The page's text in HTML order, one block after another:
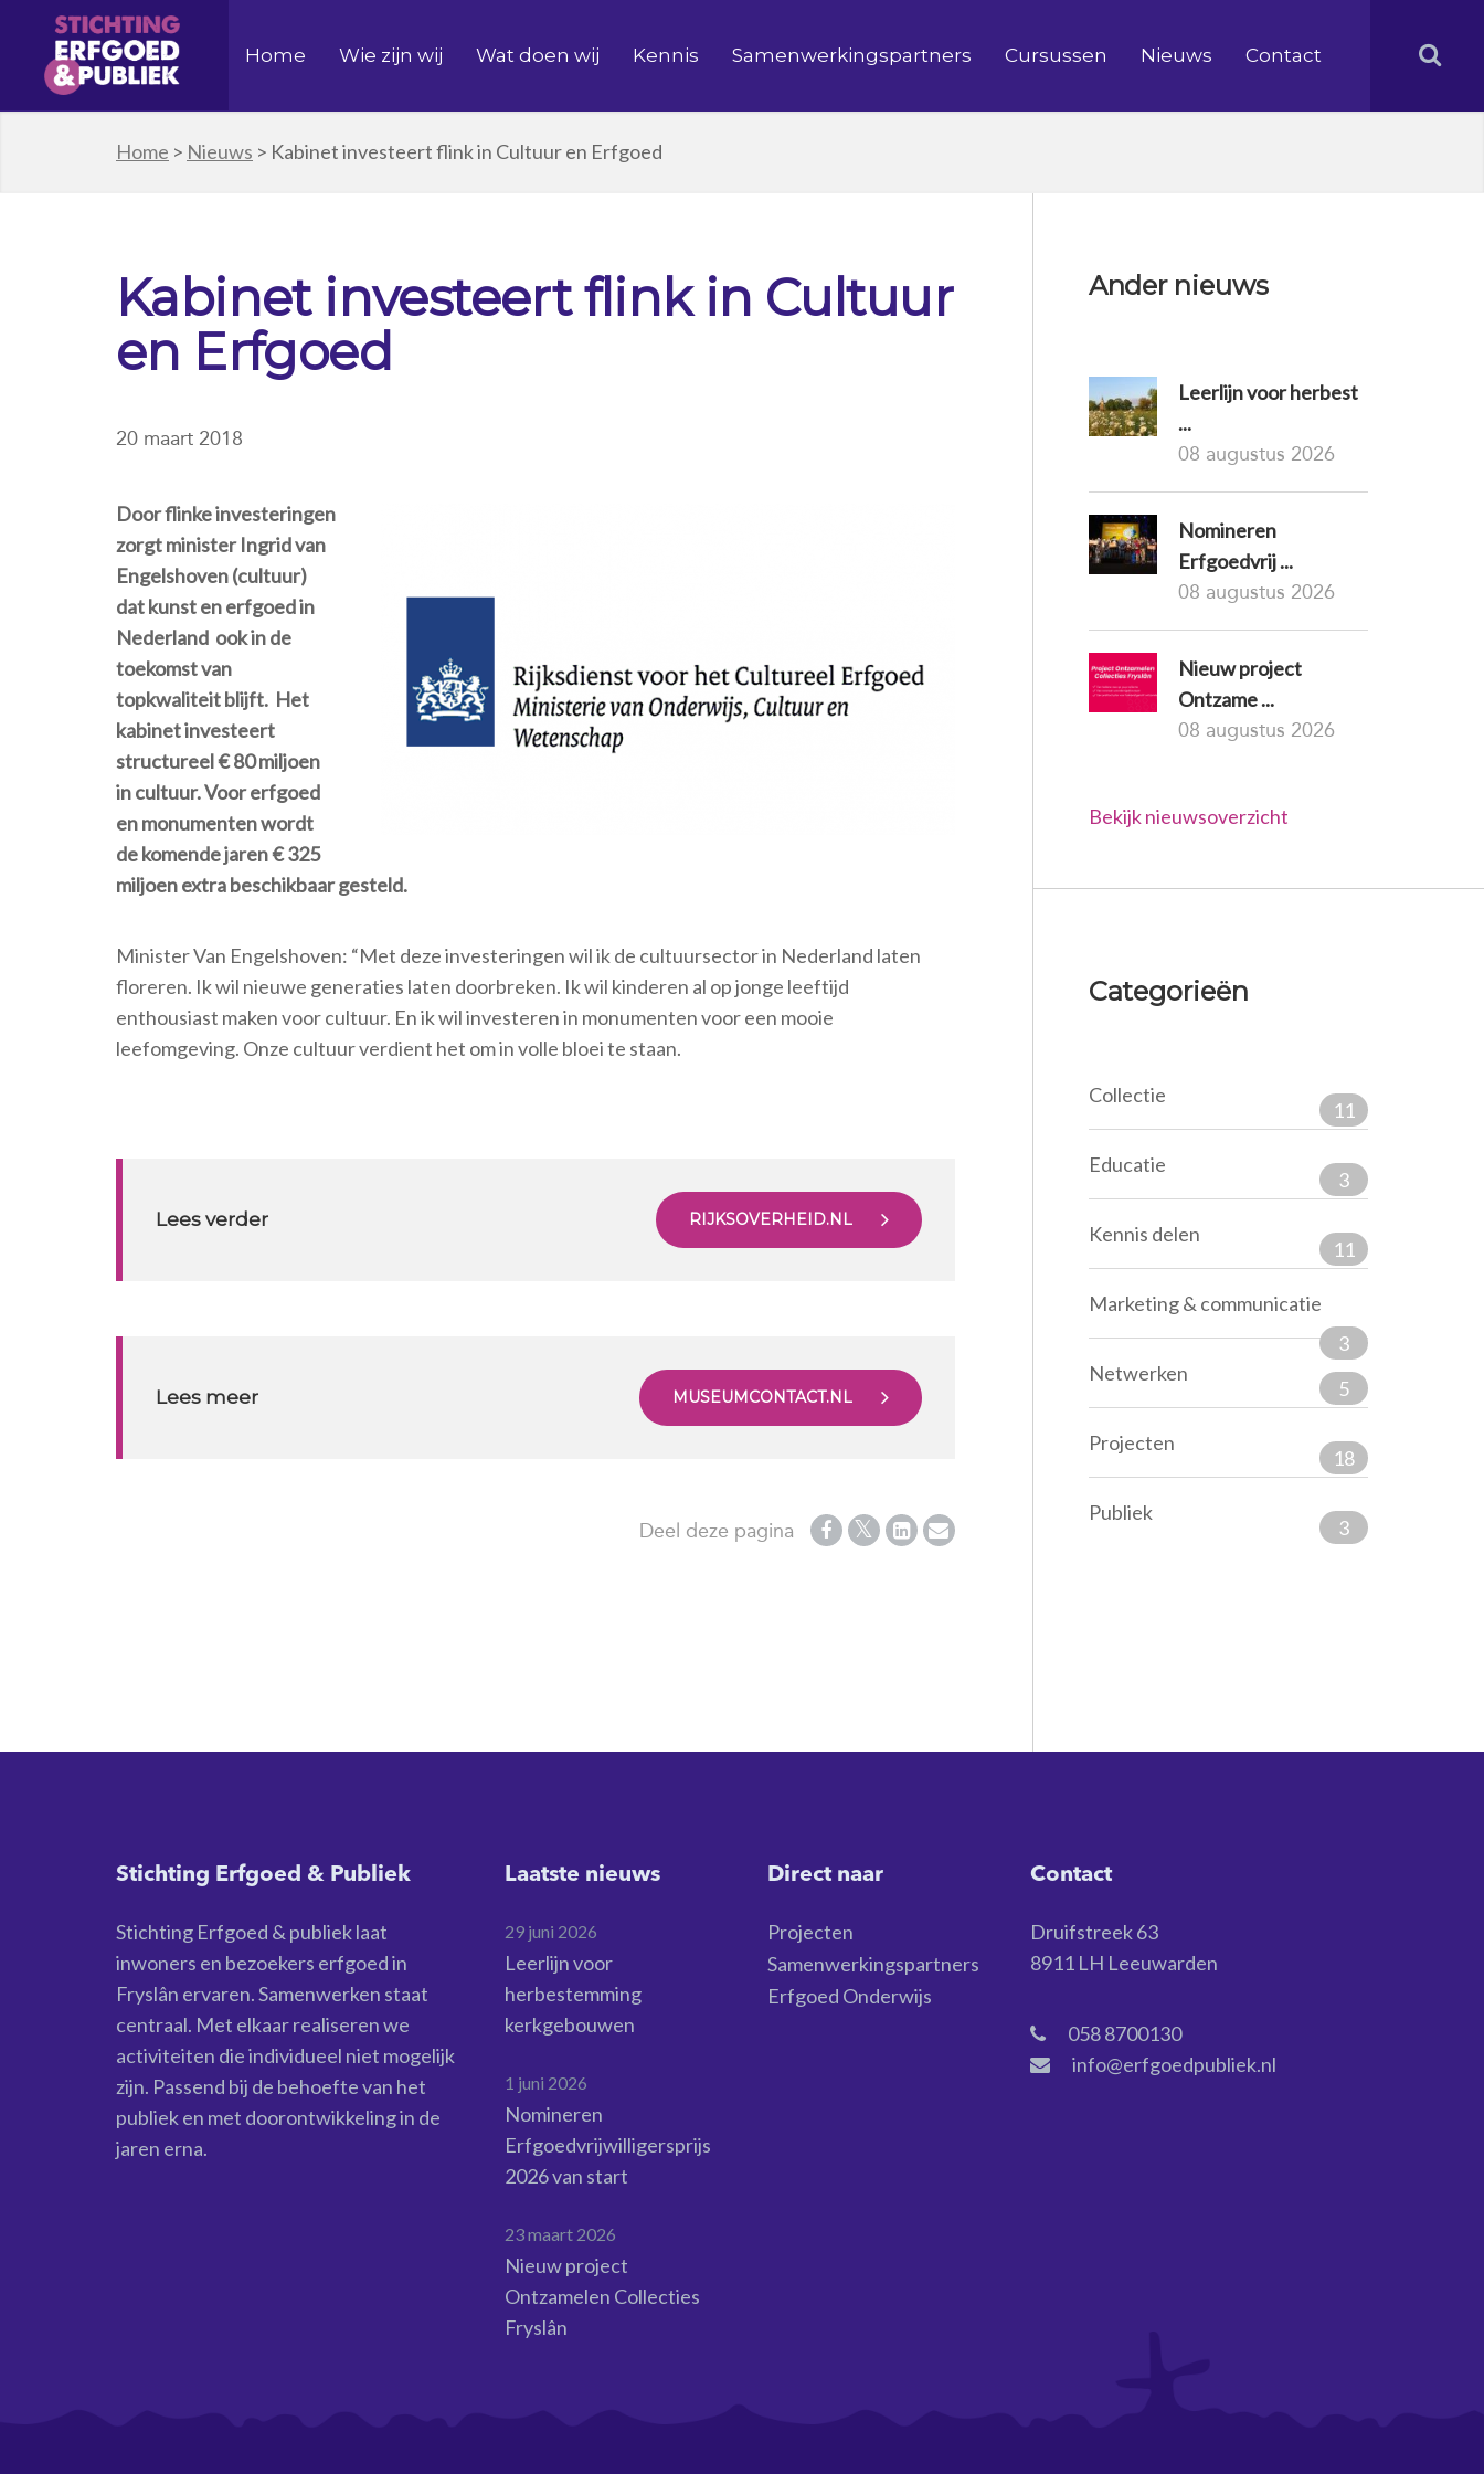
Home Wie zijn wij Wat doen wij Kennis Samenwerkingspartners Cursussen Nieuws Contact
Home > Nieuws > Kabinet investeert flink in Cultuur en Erfgoed
Kabinet investeert flink in Cultuur
en Erfgoed
20 maart 2018
Door flinke investeringen
zorgt minister Ingrid van
Engelshoven (cultuur)
dat kunst en erfgoed in
Nederland ook in de
toekomst van
topkwaliteit blijft. Het
kabinet investeert
structureel € 80 miljoen
in cultuur. Voor erfgoed
en monumenten wordt
de komende jaren € 325
miljoen extra beschikbaar gesteld.
Minister Van Engelshoven: “Met deze investeringen wil ik de cultuursector in Nederland laten
floreren. Ik wil nieuwe generaties laten doorbreken. Ik wil kinderen al op jonge leeftijd
enthousiast maken voor cultuur. En ik wil investeren in monumenten voor een mooie
leefomgeving. Onze cultuur verdient het om in volle bloei te staan.
Lees verder RIJKSOVERHEID.NL
Lees meer MUSEUMCONTACT.NL
Deel deze pagina
Ander nieuws
Leerlijn voor herbest
...
08 augustus 2026
Nomineren
Erfgoedvrij ...
08 augustus 2026
Nieuw project
Ontzame ...
08 augustus 2026
Bekijk nieuwsoverzicht
Categorieën
Collectie
11
Educatie
3
Kennis delen
11
Marketing & communicatie
3
Netwerken
5
Projecten
18
Publiek
3
Stichting Erfgoed & Publiek
Stichting Erfgoed & publiek laat
inwoners en bezoekers erfgoed in
Fryslân ervaren. Samenwerken staat
centraal. Met elkaar realiseren we
activiteiten die individueel niet mogelijk
zijn. Passend bij de behoefte van het
publiek en met doorontwikkeling in de
jaren erna.
Laatste nieuws
29 juni 2026
Leerlijn voor
herbestemming
kerkgebouwen
1 juni 2026
Nomineren
Erfgoedvrijwilligersprijs
2026 van start
23 maart 2026
Nieuw project
Ontzamelen Collecties
Fryslân
Direct naar
Projecten
Samenwerkingspartners
Erfgoed Onderwijs
Contact
Druifstreek 63
8911 LH Leeuwarden
058 8700130
info@erfgoedpubliek.nl